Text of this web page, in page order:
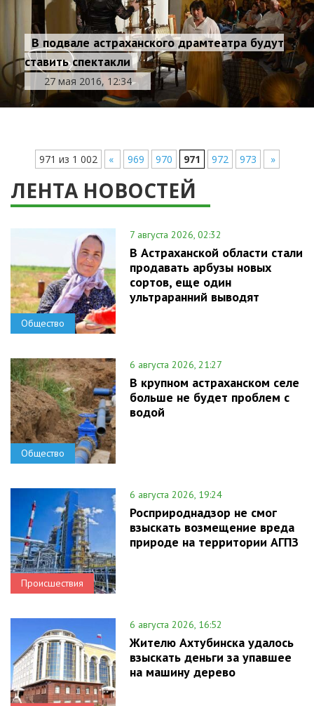
В подвале астраханского драмтеатра будут
ставить спектакли
27 мая 2016, 12:34
971 из 1 002 « 969 970 971 972 973 »
ЛЕНТА НОВОСТЕЙ
Общество
7 августа 2026, 02:32
В Астраханской области стали
продавать арбузы новых
сортов, еще один
ультраранний выводят
Общество
6 августа 2026, 21:27
В крупном астраханском селе
больше не будет проблем с
водой
Происшествия
6 августа 2026, 19:24
Росприроднадзор не смог
взыскать возмещение вреда
природе на территории АГПЗ
6 августа 2026, 16:52
Жителю Ахтубинска удалось
взыскать деньги за упавшее
на машину дерево